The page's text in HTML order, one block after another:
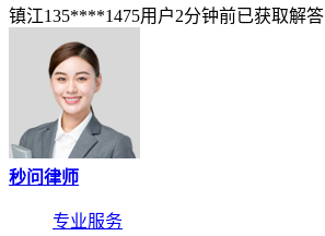
镇江135****1475用户2分钟前已获取解答
秒问律师
专业服务